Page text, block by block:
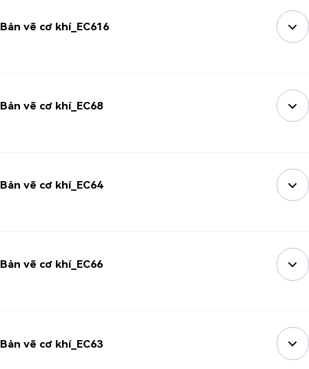
Bản vẽ cơ khí_EC616
Bản vẽ cơ khí_EC68
Bản vẽ cơ khí_EC64
Bản vẽ cơ khí_EC66
Bản vẽ cơ khí_EC63